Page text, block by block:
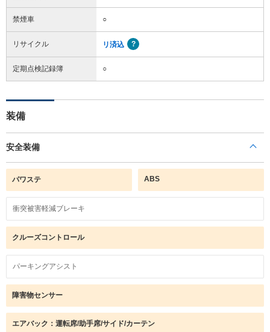
禁煙車 ○
リサイクル リ済込
定期点検記録簿 ○
装備
安全装備
パワステ ABS
衝突被害軽減ブレーキ
クルーズコントロール
パーキングアシスト
障害物センサー
エアバック：運転席/助手席/サイド/カーテン